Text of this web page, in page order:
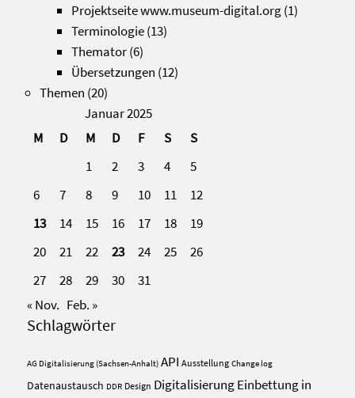
Projektseite www.museum-digital.org(1)
Terminologie(13)
Themator(6)
Übersetzungen (12)
Themen (20)
Januar 2025
M
D M D F S
S
1
2 3 4
5
6
7 8 9 10 11
12
13
14 15 16 17 18
19
20
21 22 23 24 25
26
27
28 29 30
31
« Nov. Feb. »
Schlagwörter
AG Digitalisierung (Sachsen-Anhalt) API Ausstellung Change log
Datenaustausch DDR Design Digitalisierung Einbettung in